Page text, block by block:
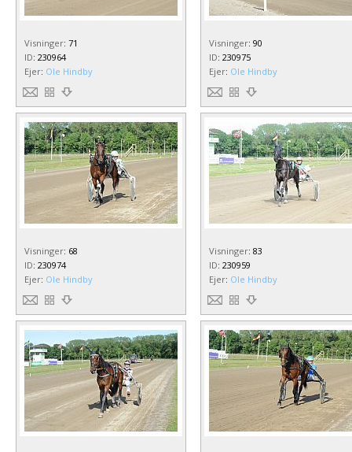
Visninger: 71
ID: 230964
Ejer: Ole Hindby
Visninger: 90
ID: 230975
Ejer: Ole Hindby
Visninger: 68
ID: 230974
Ejer: Ole Hindby
Visninger: 83
ID: 230959
Ejer: Ole Hindby